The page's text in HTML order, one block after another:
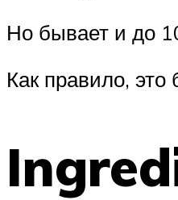
Но бывает и до
Как правило,